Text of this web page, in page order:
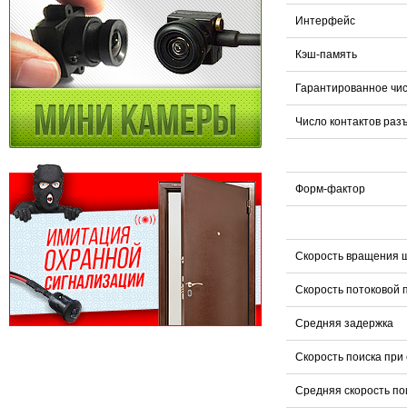
Интерфейс
Кэш-память
Гарантированное
Число контактов
Форм-фактор
Скорость вращения
Скорость потоковой
Средняя задержка
Скорость поиска
Средняя скорость